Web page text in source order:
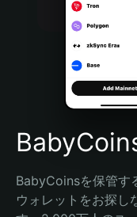
Português (Brasil)
Español (Argentina)
BabyCoinsを保管す
ウォレットをお探